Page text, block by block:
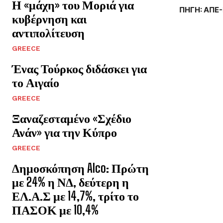
Η «μάχη» του Μοριά για
κυβέρνηση και
αντιπολίτευση
GREECE
Ένας Τούρκος διδάσκει για
το Αιγαίο
GREECE
Ξαναζεσταμένο «Σχέδιο
Ανάν» για την Κύπρο
GREECE
Δημοσκόπηση Alco: Πρώτη
με 24% η ΝΔ, δεύτερη η
ΕΛ.Α.Σ με 14,7%, τρίτο το
ΠΑΣΟΚ με 10,4%
ΠΗΓΗ: